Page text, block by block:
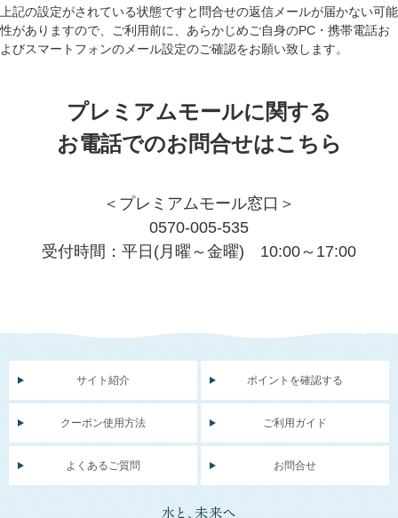
上記の設定がされている状態ですと問合せの返信メールが届かない可能
性がありますので、ご利用前に、あらかじめご自身のPC・携帯電話お
よびスマートフォンのメール設定のご確認をお願い致します。
プレミアムモールに関する
お電話でのお問合せはこちら
＜プレミアムモール窓口＞
0570-005-535
受付時間：平日(月曜～金曜) 10:00～17:00
サイト紹介 ポイントを確認する
クーポン使用方法 ご利用ガイド
よくあるご質問 お問合せ